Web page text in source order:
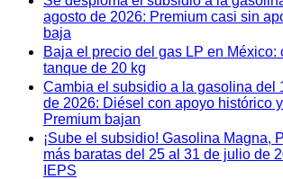
agosto de 2026: Premium casi sin
baja
Baja el precio del gas LP en México:
tanque de 20 kg
Cambia el subsidio a la gasolina del
de 2026: Diésel con apoyo histórico
Premium bajan
¡Sube el subsidio! Gasolina Magna,
más baratas del 25 al 31 de julio de
IEPS